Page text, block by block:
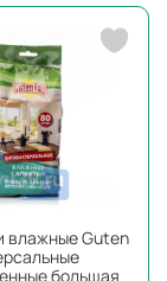
влажные Guten
большая